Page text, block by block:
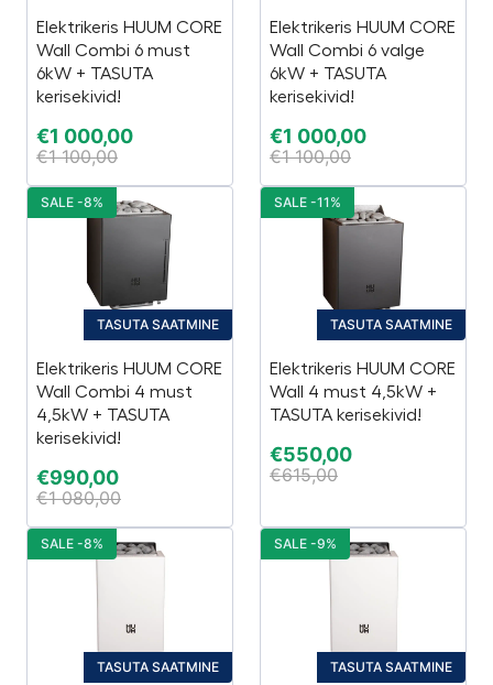
Elektrikeris HUUM CORE
Wall Combi 6 must
6kW + TASUTA
kerisekivid!
€1 000,00
€1 100,00
Elektrikeris HUUM CORE
Wall Combi 6 valge
6kW + TASUTA
kerisekivid!
€1 000,00
€1 100,00
TASUTA SAATMINE
Elektrikeris HUUM CORE
Wall Combi 4 must
4,5kW + TASUTA
kerisekivid!
€990,00
€1 080,00
SALE -8%
TASUTA SAATMINE
Elektrikeris HUUM CORE
Wall 4 must 4,5kW +
TASUTA kerisekivid!
€550,00
€615,00
SALE -11%
TASUTA SAATMINE
SALE -8%
TASUTA SAATMINE
SALE -9%